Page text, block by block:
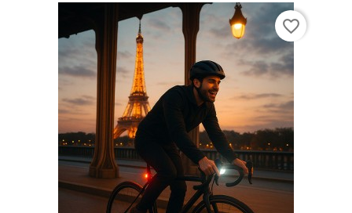
favorite_border